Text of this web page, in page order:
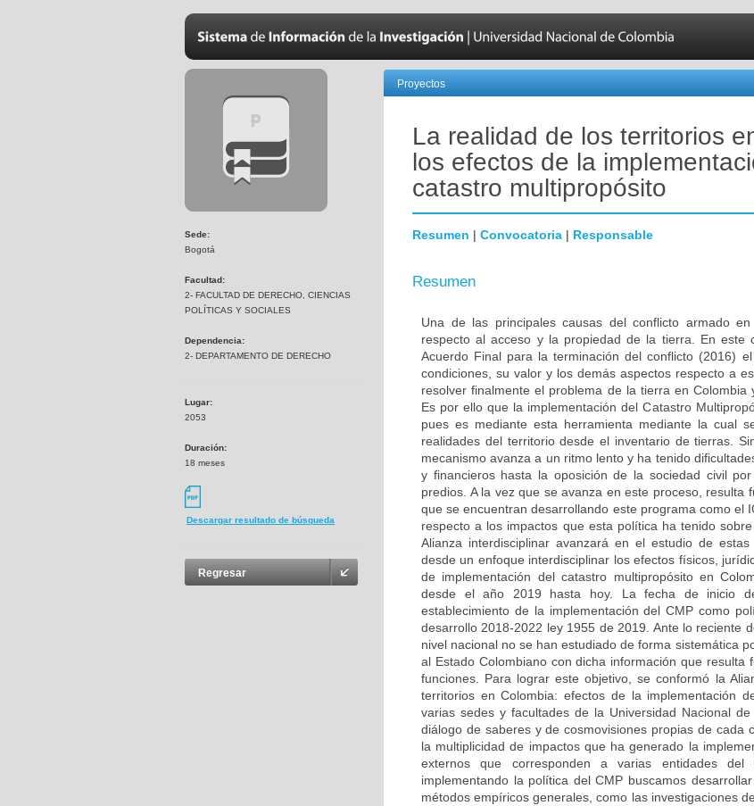
Sede:
Bogotá
Facultad:
2- FACULTAD DE DERECHO, CIENCIAS
POLÍTICAS Y SOCIALES
Dependencia:
2- DEPARTAMENTO DE DERECHO
Lugar:
2053
Duración:
18 meses
Descargar resultado de búsqueda
Regresar
Proyectos
La realidad de los territorios
los efectos de la
catastro multipropósito
Resumen | Convocatoria | Responsable
Resumen
Una de las principales causas del conflicto armado
respecto al acceso y la propiedad de la tierra. En este
Acuerdo Final para la terminación del conflicto (2016)
condiciones, su valor y los demás aspectos respecto a
resolver finalmente el problema de la tierra en Colombia
Es por ello que la implementación del Catastro
pues es mediante esta herramienta mediante la cual
realidades del territorio desde el inventario de tierras.
mecanismo avanza a un ritmo lento y ha tenido
y financieros hasta la oposición de la sociedad civil
predios. A la vez que se avanza en este proceso, resulta
que se encuentran desarrollando este programa como el
respecto a los impactos que esta política ha tenido
Alianza interdisciplinar avanzará en el estudio de
desde un enfoque interdisciplinar los efectos físicos,
de implementación del catastro multipropósito en
desde el año 2019 hasta hoy. La fecha de inicio
establecimiento de la implementación del CMP como
desarrollo 2018-2022 ley 1955 de 2019. Ante lo reciente
nivel nacional no se han estudiado de forma sistemática
al Estado Colombiano con dicha información que resulta
funciones. Para lograr este objetivo, se conformó la
territorios en Colombia: efectos de la implementación
varias sedes y facultades de la Universidad Nacional
diálogo de saberes y de cosmovisiones propias de cada
la multiplicidad de impactos que ha generado la
externos que corresponden a varias entidades
implementando la política del CMP buscamos
métodos empíricos generales, como las investigaciones